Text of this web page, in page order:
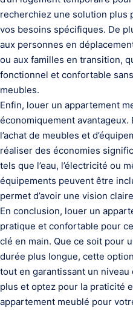
recherchiez une solution plus
vos besoins spécifiques. De
aux personnes en
ou aux familles en transition,
fonctionnel et confortable
meubles.
Enfin, louer un appartement
économiquement
l’achat de meubles et
réaliser des économies
tels que l’eau, l’électricité ou
équipements peuvent être
permet d’avoir une vision
En conclusion, louer un
pratique et confortable pour
clé en main. Que ce soit pour
durée plus longue, cette
tout en garantissant un
plus et optez pour la praticité
appartement meublé pour